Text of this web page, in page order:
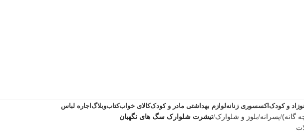
و کودک اکسسوری زنانهلوازم بهداشتی مادر و کودککالای خوابکتابوبلاگ اجاره لباس
گانه) پسرانه بلوز و شلوارک تیشرت شلوارک سگ های نگهبان